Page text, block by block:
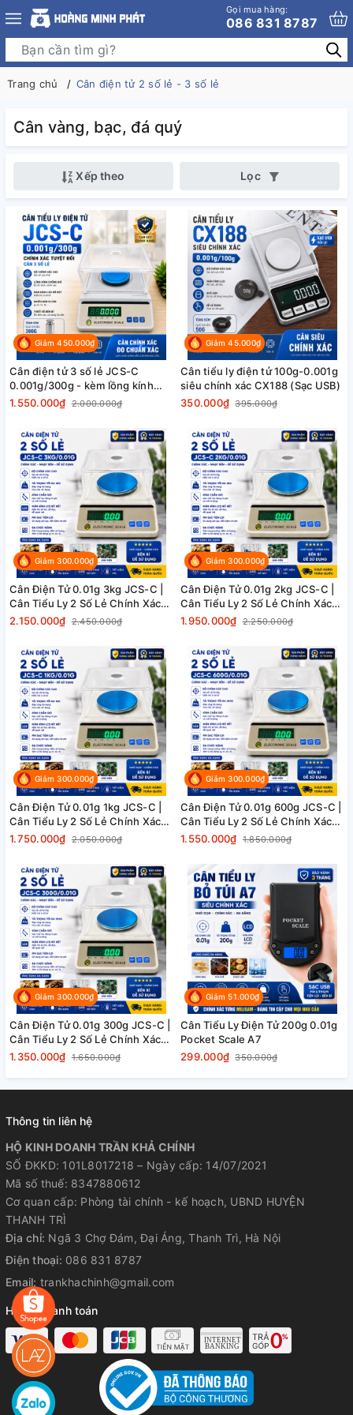
Gọi mua hàng:
086 831 8787
Trang chủ Cân điện tử 2 số lẻ - 3 số lẻ
Cân vàng, bạc, đá quý
Xếp theo Lọc
Giảm 450.000₫
Cân điện tử 3 số lẻ JCS-C
0.001g/300g - kèm lồng kính
chắn gió
1.550.000₫ 2.000.000₫
Giảm 45.000₫
Cân tiểu ly điện tử 100g-0.001g
siêu chính xác CX188 (Sạc USB)
350.000₫ 395.000₫
Giảm 300.000₫
Cân Điện Tử 0.01g 3kg JCS-C |
Cân Tiểu Ly 2 Số Lẻ Chính Xác
Cao
2.150.000₫ 2.450.000₫
Giảm 300.000₫
Cân Điện Tử 0.01g 2kg JCS-C |
Cân Tiểu Ly 2 Số Lẻ Chính Xác
Cao
1.950.000₫ 2.250.000₫
Giảm 300.000₫
Cân Điện Tử 0.01g 1kg JCS-C |
Cân Tiểu Ly 2 Số Lẻ Chính Xác
Cao
1.750.000₫ 2.050.000₫
Giảm 300.000₫
Cân Điện Tử 0.01g 600g JCS-C |
Cân Tiểu Ly 2 Số Lẻ Chính Xác
Cao
1.550.000₫ 1.850.000₫
Giảm 300.000₫
Cân Điện Tử 0.01g 300g JCS-C |
Cân Tiểu Ly 2 Số Lẻ Chính Xác
Cao
1.350.000₫ 1.650.000₫
Giảm 51.000₫
Cân Tiểu Ly Điện Tử 200g 0.01g
Pocket Scale A7
299.000₫ 350.000₫
Thông tin liên hệ
HỘ KINH DOANH TRẦN KHẢ CHÍNH
SỐ ĐKKD: 101L8017218 – Ngày cấp: 14/07/2021
Mã số thuế: 8347880612
Cơ quan cấp: Phòng tài chính - kế hoạch, UBND HUYỆN
THANH TRÌ
Địa chỉ: Ngã 3 Chợ Đám, Đại Áng, Thanh Trì, Hà Nội
Điện thoại: 086 831 8787
Email: trankhachinh@gmail.com
Hỗ trợ thanh toán